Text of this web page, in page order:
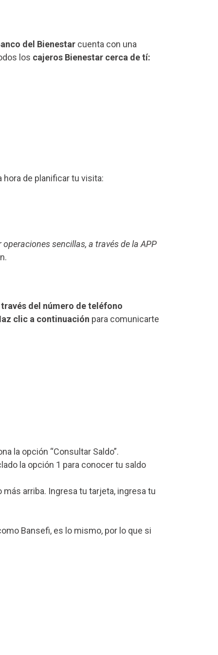
del Bienestar cuenta con una
los cajeros Bienestar cerca de tí:
hora de planificar tu visita:
sencillas, a través de la APP
del número de teléfono
clic a continuación para comunicarte
la opción “Consultar Saldo”.
la opción 1 para conocer tu saldo
arriba. Ingresa tu tarjeta, ingresa tu
Bansefi, es lo mismo, por lo que si